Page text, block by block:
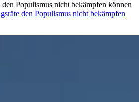
Populismus nicht bekämpfen können
den Populismus nicht bekämpfen